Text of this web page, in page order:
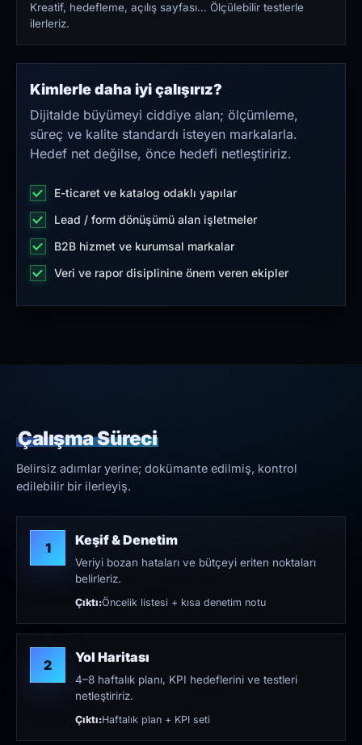
Kreatif, hedefleme, açılış sayfası… Ölçülebilir testlerle
ilerleriz.
Kimlerle daha iyi çalışırız?
Dijitalde büyümeyi ciddiye alan; ölçümleme,
süreç ve kalite standardı isteyen markalarla.
Hedef net değilse, önce hedefi netleştiririz.
E-ticaret ve katalog odaklı yapılar
Lead / form dönüşümü alan işletmeler
B2B hizmet ve kurumsal markalar
Veri ve rapor disiplinine önem veren ekipler
Çalışma Süreci
Belirsiz adımlar yerine; dokümante edilmiş, kontrol
edilebilir bir ilerleyiş.
1 Keşif & Denetim
Veriyi bozan hataları ve bütçeyi eriten noktaları
belirleriz.
Çıktı:Öncelik listesi + kısa denetim notu
2 Yol Haritası
4–8 haftalık planı, KPI hedeflerini ve testleri
netleştiririz.
Çıktı:Haftalık plan + KPI seti